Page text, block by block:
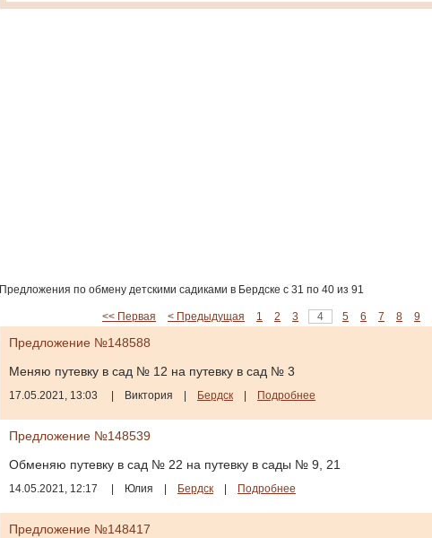
Предложения по обмену детскими садиками в Бердске с 31 по 40 из 91
<< Первая < Предыдущая 1 2 3 4 5 6 7 8 9
Предложение №148588
Меняю путевку в сад № 12 на путевку в сад № 3
17.05.2021, 13:03 Виктория Бердск Подробнее
Предложение №148539
Обменяю путевку в сад № 22 на путевку в сады № 9, 21
14.05.2021, 12:17 Юлия Бердск Подробнее
Предложение №148417